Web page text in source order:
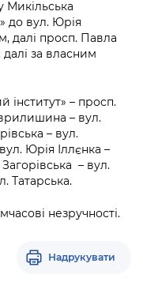
Микільська
до вул. Юрія
далі просп. Павла
за власним
інститут» – просп.
– вул.
– вул.
Юрія Іллєнка –
– вул.
Татарська.
незручності.
Надрукувати